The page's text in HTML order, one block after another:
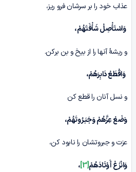
عذاب خود را بر سرشان فرو ریز،
وَاسْتَأْصِلْ شَأْفَتَهُمْ،
و ریشۀ آنها را از بیخ و بن برکن.
وَاقْطَعْ دَابِرَهُمْ،
و نسل آنان را قطع کن
وَضَعْ عِزَّهُمْ وَجَبَـرُوتَهُمْ،
عزت و جبروتشان را نابود کن،
وَانْزَعْ أَوْتَادَهُمْ[3] ،